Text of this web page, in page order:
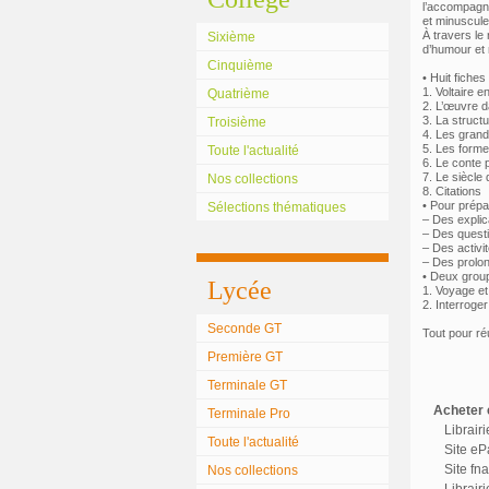
Sixième
Cinquième
Quatrième
Troisième
Toute l'actualité
Nos collections
Sélections thématiques
Lycée
Seconde GT
Première GT
Terminale GT
Terminale Pro
Toute l'actualité
Nos collections
et
À travers le
d’humour
• Huit
1. Voltaire
2. L’œuvre
3. La
4. Les
5. Les
6. Le conte
7. Le siècle
8. Citations
• Pour
– Des
– Des
– Des
– Des
• Deux
1. Voyage
2. Interroger
Tout pour
Acheter
Site
Site